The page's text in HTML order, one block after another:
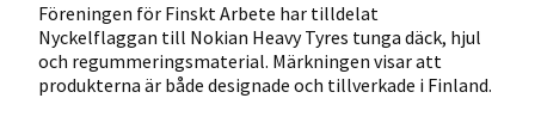
Föreningen för Finskt Arbete har tilldelat
Nyckelflaggan till Nokian Heavy Tyres tunga däck, hjul
och regummeringsmaterial. Märkningen visar att
produkterna är både designade och tillverkade i Finland.